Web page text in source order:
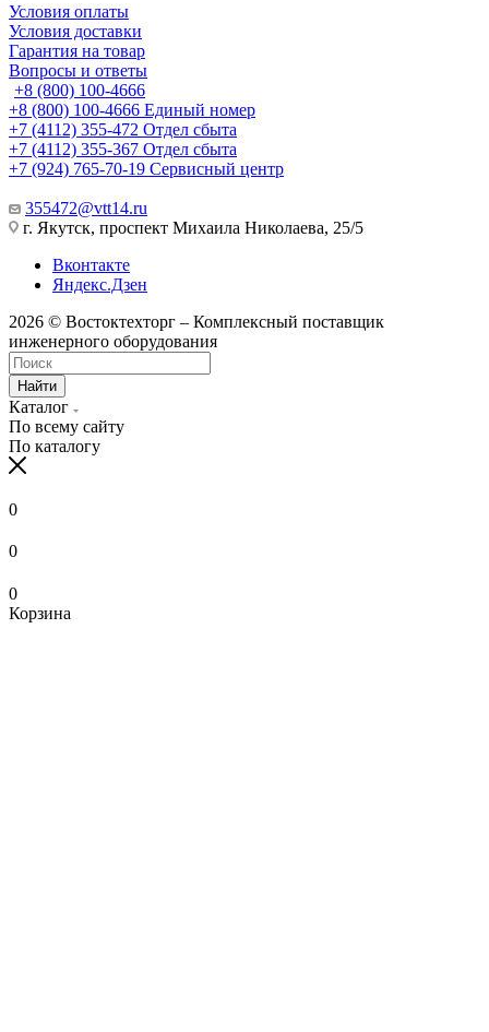
Условия оплаты
Условия доставки
Гарантия на товар
Вопросы и ответы
+8 (800) 100-4666
+8 (800) 100-4666 Единый номер
+7 (4112) 355-472 Отдел сбыта
+7 (4112) 355-367 Отдел сбыта
+7 (924) 765-70-19 Сервисный центр
355472@vtt14.ru
г. Якутск, проспект Михаила Николаева, 25/5
Вконтакте
Яндекс.Дзен
2026 © Востоктехторг – Комплексный поставщик
инженерного оборудования
Найти
Каталог
По всему сайту
По каталогу
0
0
0
Корзина